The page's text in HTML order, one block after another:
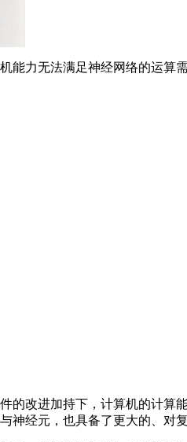
能力无法满足神经网络的运
改进加持下，计算机的计算
神经元，也具备了更大的、